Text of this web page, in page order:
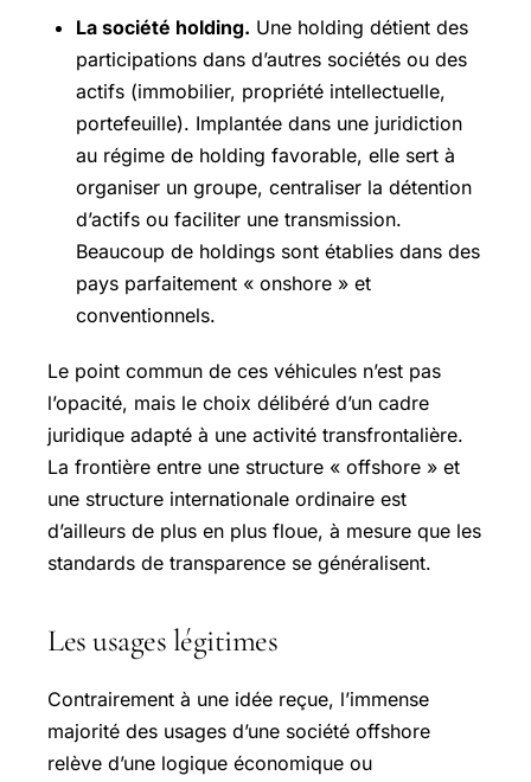
La société holding. Une holding détient des
participations dans d’autres sociétés ou des
actifs (immobilier, propriété intellectuelle,
portefeuille). Implantée dans une juridiction
au régime de holding favorable, elle sert à
organiser un groupe, centraliser la détention
d’actifs ou faciliter une transmission.
Beaucoup de holdings sont établies dans des
pays parfaitement « onshore » et
conventionnels.
Le point commun de ces véhicules n’est pas
l’opacité, mais le choix délibéré d’un cadre
juridique adapté à une activité transfrontalière.
La frontière entre une structure « offshore » et
une structure internationale ordinaire est
d’ailleurs de plus en plus floue, à mesure que les
standards de transparence se généralisent.
Les usages légitimes
Contrairement à une idée reçue, l’immense
majorité des usages d’une société offshore
relève d’une logique économique ou